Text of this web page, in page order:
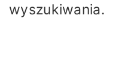
wyszukiwania.